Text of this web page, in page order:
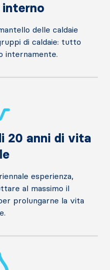
interno
delle caldaie
di caldaie: tutto
internamente.
20 anni di vita
esperienza,
al massimo il
prolungarne la vita